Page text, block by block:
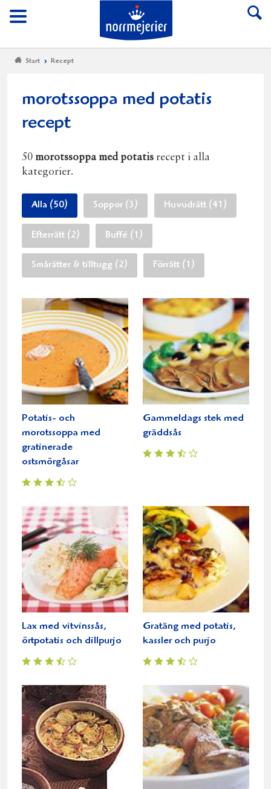
Meny
Till Norrmejerier
Start Recept
morotssoppa med potatis
recept
50 morotssoppa med potatis recept i alla
kategorier.
Alla (50) Soppor (3) Huvudrätt (41)
Efterrätt (2) Buffé (1)
Smårätter & tilltugg (2) Förrätt (1)
Potatis- och
morotssoppa med
gratinerade
ostsmörgåsar
Gammeldags stek med
gräddsås
Lax med vitvinssås,
örtpotatis och dillpurjo
Gratäng med potatis,
kassler och purjo